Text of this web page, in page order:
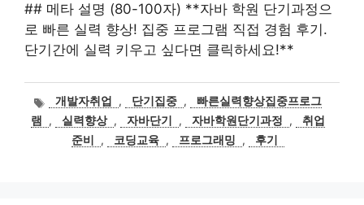
## 메타 설명 (80-100자) **자바 학원 단기과정으
로 빠른 실력 향상! 집중 프로그램 직접 경험 후기.
단기간에 실력 키우고 싶다면 클릭하세요!**
태개발자취업 , 단기집중 ,
빠른실력향상집중프로그
램
, 실력향상 , 자바단기 , 자바학원단기과정 ,
취업
준비
, 코딩교육 , 프로그래밍 , 후기